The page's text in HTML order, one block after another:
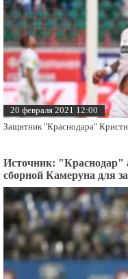
20 февраля 2021 12:00
Защитник "Краснодара"
Источник: "Краснодар"
сборной Камеруна для